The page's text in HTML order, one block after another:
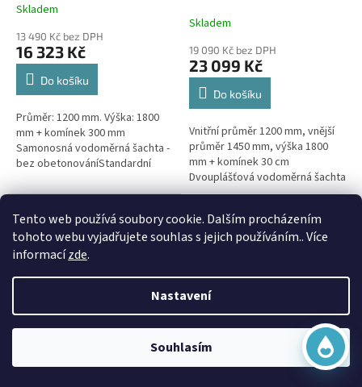
Tento web používá soubory cookie. Dalším procházením
tohoto webu vyjadřujete souhlas s jejich používáním.. Více
informacízde.
Nastavení
Souhlasím
Průměrné
produktu
je
5,0
hvězdiček.
Skladem
13 490 Kč bez DPH
16 323 Kč
Do košíku
Průměr: 1200 mm. Výška: 1800
mm + komínek 300 mm
Samonosná vodoměrná šachta -
bez obetonováníStandardní
přání) Doba dodání 10-14 dní.
Skladem
19 090 Kč bez DPH
23 099 Kč
Do košíku
Vnitřní průměr 1200 mm, vnější
průměr 1450 mm, výška 1800
mm + komínek 30 cm
Dvouplášťová vodoměrná šachta
- do míst se spodní
parkovací...
Doprava Zdarma
Vodoměrná šachta VŠK 5 k
Online
Začít konverzaci